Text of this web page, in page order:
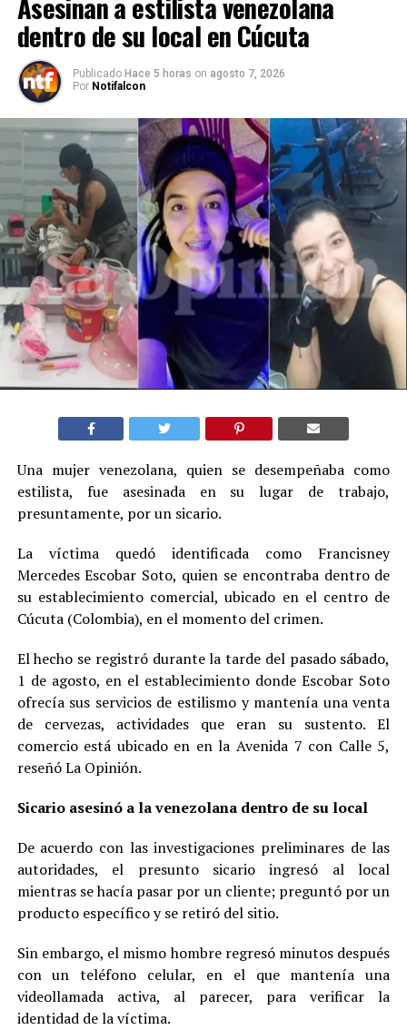
Asesinan a estilista venezolana
dentro de su local en Cúcuta
Publicado Hace 5 horas on agosto 7, 2026
Por Notifalcon
Una mujer venezolana, quien se desempeñaba como
estilista, fue asesinada en su lugar de trabajo,
presuntamente, por un sicario.
La víctima quedó identificada como Francisney
Mercedes Escobar Soto, quien se encontraba dentro de
su establecimiento comercial, ubicado en el centro de
Cúcuta (Colombia), en el momento del crimen.
El hecho se registró durante la tarde del pasado sábado,
1 de agosto, en el establecimiento donde Escobar Soto
ofrecía sus servicios de estilismo y mantenía una venta
de cervezas, actividades que eran su sustento. El
comercio está ubicado en en la Avenida 7 con Calle 5,
reseñó La Opinión.
Sicario asesinó a la venezolana dentro de su local
De acuerdo con las investigaciones preliminares de las
autoridades, el presunto sicario ingresó al local
mientras se hacía pasar por un cliente; preguntó por un
producto específico y se retiró del sitio.
Sin embargo, el mismo hombre regresó minutos después
con un teléfono celular, en el que mantenía una
videollamada activa, al parecer, para verificar la
identidad de la víctima.